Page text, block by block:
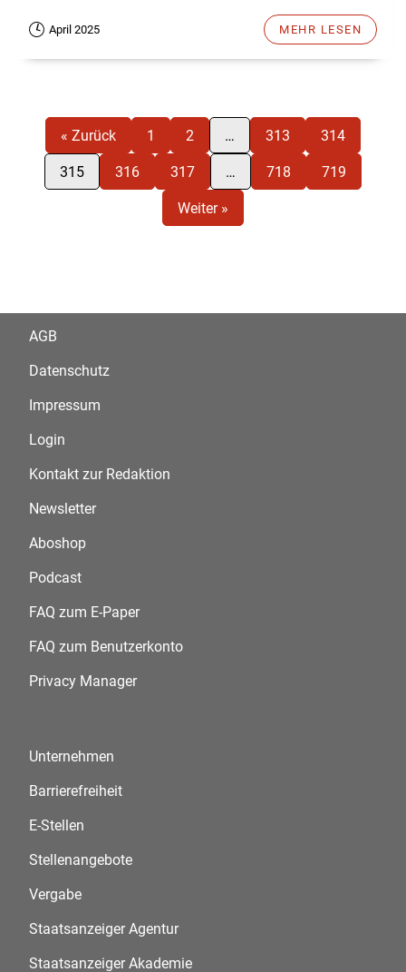
April 2025 MEHR LESEN
« Zurück 1 2 … 313 314
315 316 317 … 718 719
Weiter »
AGB
Datenschutz
Impressum
Login
Kontakt zur Redaktion
Newsletter
Aboshop
Podcast
FAQ zum E-Paper
FAQ zum Benutzerkonto
Privacy Manager
Unternehmen
Barrierefreiheit
E-Stellen
Stellenangebote
Vergabe
Staatsanzeiger Agentur
Staatsanzeiger Akademie